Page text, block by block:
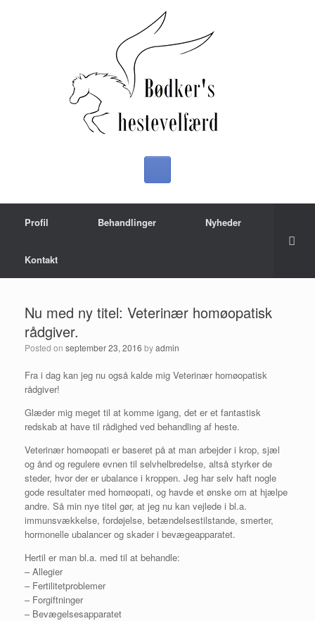
Profil Behandlinger Nyheder
Kontakt
Nu med ny titel: Veterinær homøopatisk
rådgiver.
Posted on september 23, 2016 byadmin
Fra i dag kan jeg nu også kalde mig Veterinær homøopatisk
rådgiver!
Glæder mig meget til at komme igang, det er et fantastisk
redskab at have til rådighed ved behandling af heste.
Veterinær homøopati er baseret på at man arbejder i krop, sjæl
og ånd og regulere evnen til selvhelbredelse, altså styrker de
steder, hvor der er ubalance i kroppen. Jeg har selv haft nogle
gode resultater med homøopati, og havde et ønske om at hjælpe
andre. Så min nye titel gør, at jeg nu kan vejlede i bl.a.
immunsvækkelse, fordøjelse, betændelsestilstande, smerter,
hormonelle ubalancer og skader i bevægeapparatet.
Hertil er man bl.a. med til at behandle:
– Allegier
– Fertilitetproblemer
– Forgiftninger
– Bevægelsesapparatet